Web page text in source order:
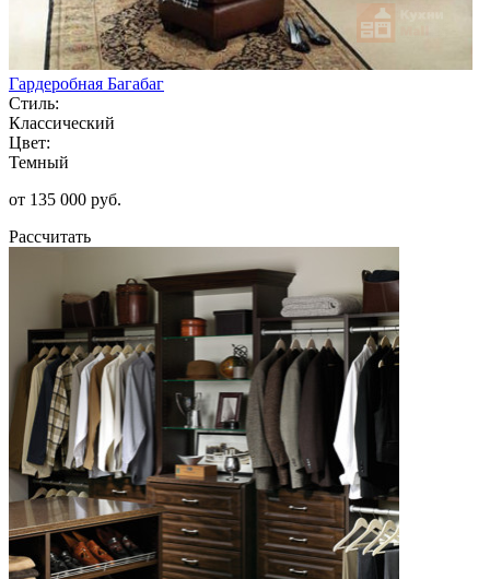
Гардеробная Багабаг
Стиль:
Классический
Цвет:
Темный
от 135 000 руб.
Рассчитать